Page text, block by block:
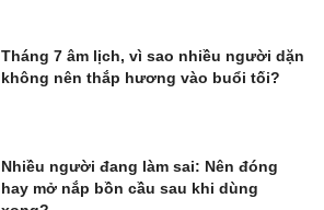
Tháng 7 âm lịch, vì sao nhiều người dặn
không nên thắp hương vào buổi tối?
Nhiều người đang làm sai: Nên đóng
hay mở nắp bồn cầu sau khi dùng